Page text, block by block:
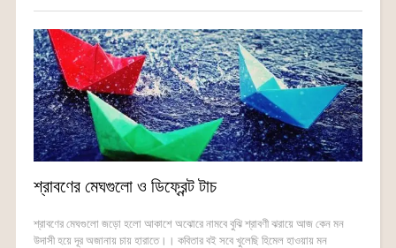
শ্রাবণের মেঘগুলো ও ডিফ্রেন্ট টাচ
শ্রাবণের মেঘগুলো জড়ো হলো আকাশে অঝোরে নামবে বুঝি শ্রাবণী ঝরায়ে আজ কেন মন
উদাসী হয়ে দূর অজানায় চায় হারাতে।। কবিতার বই সবে খুলেছি হিমেল হাওয়ায় মন